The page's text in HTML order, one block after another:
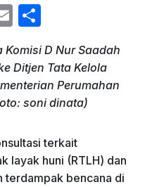
E
ai
l
ar
e
Komisi D Nur Saadah
Ditjen Tata Kelola
Perumahan
soni dinata)
terkait
layak huni (RTLH) dan
terdampak bencana di